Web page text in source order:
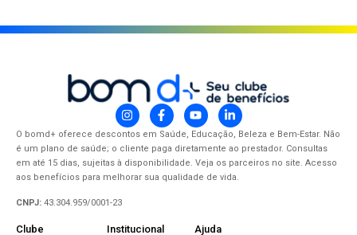
O bomd+ oferece descontos em Saúde, Educação, Beleza e Bem-Estar. Não
é um plano de saúde; o cliente paga diretamente ao prestador. Consultas
em até 15 dias, sujeitas à disponibilidade. Veja os parceiros no site. Acesso
aos benefícios para melhorar sua qualidade de vida.
CNPJ: 43.304.959/0001-23
Clube Institucional Ajuda